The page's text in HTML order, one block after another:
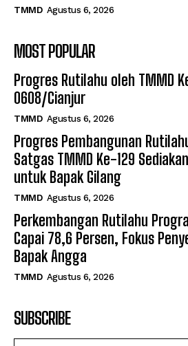
TMMD Agustus 6, 2026
MOST POPULAR
Progres Rutilahu oleh TMMD
0608/Cianjur
TMMD Agustus 6, 2026
Progres Pembangunan
Satgas TMMD Ke-129
untuk Bapak Gilang
TMMD Agustus 6, 2026
Perkembangan Rutilahu
Capai 78,6 Persen, Fokus
Bapak Angga
TMMD Agustus 6, 2026
SUBSCRIBE